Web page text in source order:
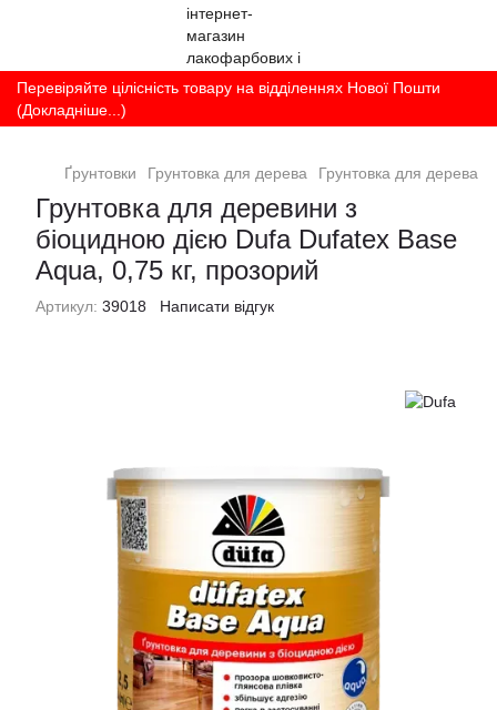
Перевіряйте цілісність товару на відділеннях Нової Пошти
(Докладніше...)
Ґрунтовки Грунтовка для дерева Грунтовка для дерева
Грунтовка для деревини з
біоцидною дією Dufa Dufatex Base
Aqua, 0,75 кг, прозорий
Артикул: 39018 Написати відгук